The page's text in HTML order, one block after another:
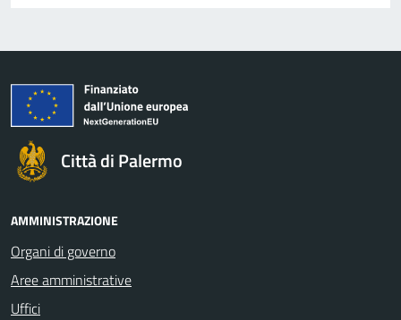
Città di Palermo
AMMINISTRAZIONE
Organi di governo
Aree amministrative
Uffici